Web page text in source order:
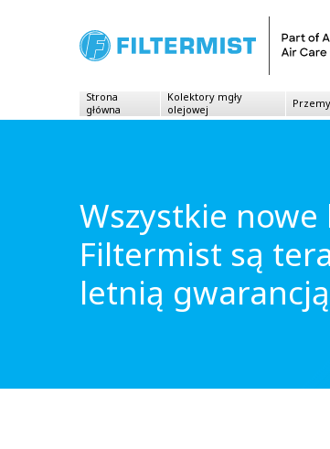
Strona
główna
Kolektory mgły
olejowej
Wszystkie
Filtermist są
letnią